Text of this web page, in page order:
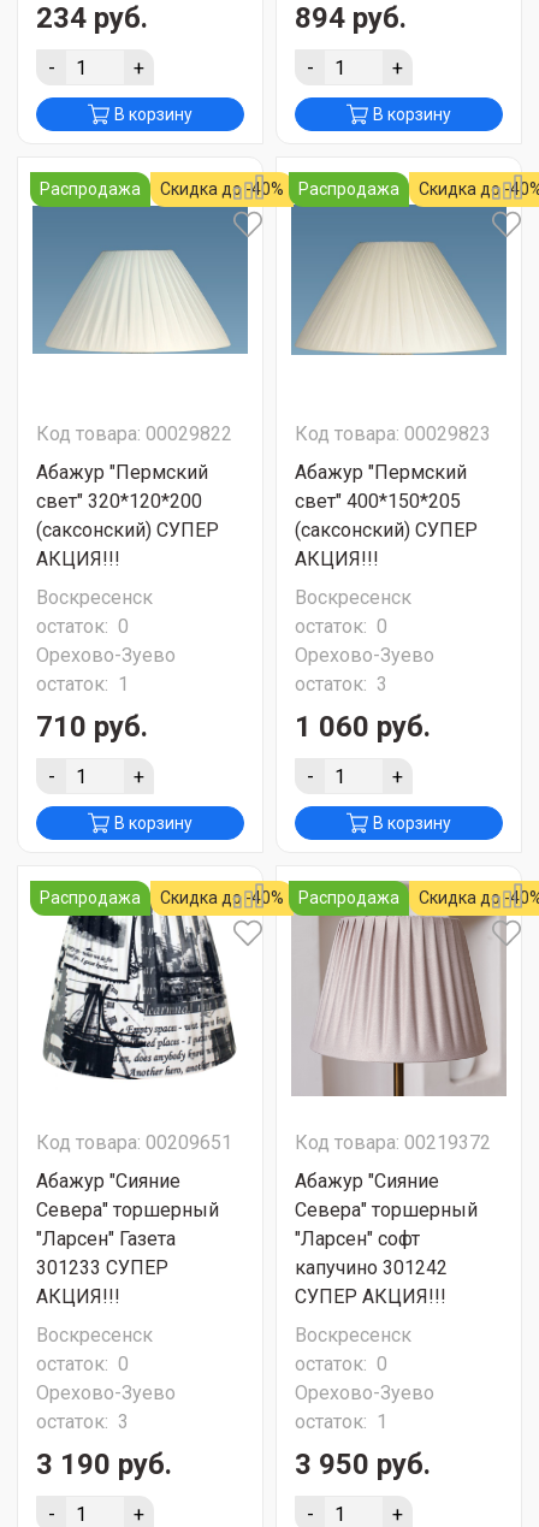
234 руб.
- +
В корзину
894 руб.
- +
В корзину
Распродажа Скидка до -40%
Код товара: 00029822
Абажур "Пермский
свет" 320*120*200
(саксонский) СУПЕР
АКЦИЯ!!!
Воскресенск
остаток: 0
Орехово-Зуево
остаток: 1
710 руб.
- +
В корзину
Распродажа Скидка до -
Код товара: 00029823
Абажур "Пермский
свет" 400*150*205
(саксонский) СУПЕР
АКЦИЯ!!!
Воскресенск
остаток: 0
Орехово-Зуево
остаток: 3
1 060 руб.
- +
В корзину
Распродажа Скидка до -40%
Код товара: 00209651
Абажур "Сияние
Севера" торшерный
"Ларсен" Газета
301233 СУПЕР
АКЦИЯ!!!
Воскресенск
остаток: 0
Орехово-Зуево
остаток: 3
3 190 руб.
- +
Распродажа Скидка до -
Код товара: 00219372
Абажур "Сияние
Севера" торшерный
"Ларсен" софт
капучино 301242
СУПЕР АКЦИЯ!!!
Воскресенск
остаток: 0
Орехово-Зуево
остаток: 1
3 950 руб.
- +